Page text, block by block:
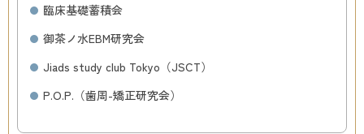
臨床基礎蓄積会
御茶ノ水EBM研究会
Jiads study club Tokyo（JSCT）
P.O.P.（歯周-矯正研究会）